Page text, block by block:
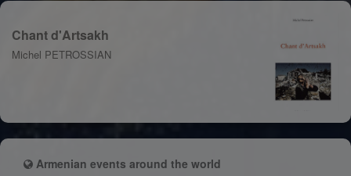
Chant d'Artsakh
Michel PETROSSIAN
Armenian events around the world